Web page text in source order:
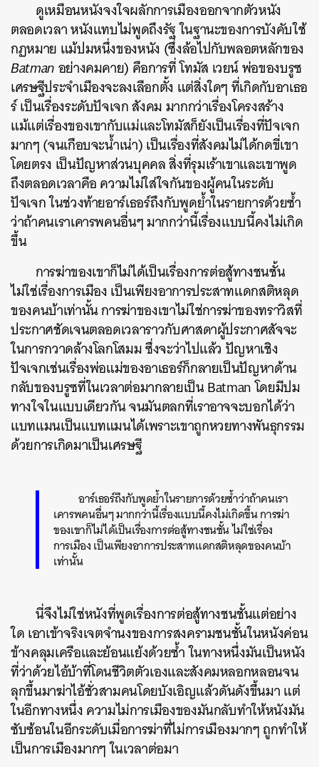
ดูเหมือนหนังจงใจผลักการเมืองออกจากตัวหนัง
ตลอดเวลา หนังแทบไม่พูดถึงรัฐ ในฐานะของการบังคับใช้
กฏหมาย แม้ปมหนึ่งของหนัง (ซึ่งล้อไปกับพลอตหลักของ
Batmanอย่างคมคาย) คือการที่ โทมัส เวยน์ พ่อของบรูซ
เศรษฐีประจำเมืองจะลงเลือกตั้ง แต่สิ่งใดๆ ที่เกิดกับอาเธอ
ร์ เป็นเรื่องระดับปัจเจก สังคม มากกว่าเรื่องโครงสร้าง
แม้แต่เรื่องของเขากับแม่และโทมัสก็ยังเป็นเรื่องที่ปัจเจก
มากๆ (จนเกือบจะน้ำเน่า)เป็นเรื่องที่สังคมไม่ได้กดขี่เขา
โดยตรง เป็นปัญหาส่วนบุคคล สิ่งที่รุมเร้าเขาและเขาพูด
ถึงตลอดเวลาคือ ความไม่ใส่ใจกันของผู้คนในระดับ
ปัจเจกในช่วงท้ายอาร์เธอร์ถึงกับพูดย้ำในรายการด้วยซ้ำ
ว่าถ้าคนเราเคารพคนอื่นๆ มากกว่านี้เรื่องแบบนี้คงไม่เกิด
ขึ้น
การฆ่าของเขาก็ไม่ได้เป็นเรื่องการต่อสู้ทางชนชั้น
ไม่ใช่เรื่องการเมือง เป็นเพียงอาการประสาทแดกสติหลุด
ของคนบ้าเท่านั้นการฆ่าของเขาไม่ใช่การฆ่าของทราวิสที่
ประกาศชัดเจนตลอดเวลาราวกับศาสดาผู้ประกาศสัจจะ
ในการกวาดล้างโลกโสมม ซึ่งจะว่าไปแล้ว ปัญหาเชิง
ปัจเจกเช่นเรื่องพ่อแม่ของอาเธอร์ก็กลายเป็นปัญหาด้าน
กลับของบรูซที่ในเวลาต่อมากลายเป็น Batman โดยมีปม
ทางใจในแบบเดียวกัน จนมันตลกที่เราอาจจะบอกได้ว่า
แบทแมนเป็นแบทแมนได้เพราะเขาถูกหวยทางพันธุกรรม
ด้วยการเกิดมาเป็นเศรษฐี
อาร์เธอร์ถึงกับพูดย้ำในรายการด้วยซ้ำว่าถ้าคนเรา
เคารพคนอื่นๆ มากกว่านี้เรื่องแบบนี้คงไม่เกิดขึ้นการฆ่า
ของเขาก็ไม่ได้เป็นเรื่องการต่อสู้ทางชนชั้น ไม่ใช่เรื่อง
การเมือง เป็นเพียงอาการประสาทแดกสติหลุดของคนบ้า
เท่านั้น
นี่จึงไม่ใช่หนังที่พูดเรื่องการต่อสู้ทางชนชั้นแต่อย่าง
ใด เอาเข้าจริงเจตจำนงของการสงครามชนชั้นในหนังค่อน
ข้างคลุมเครือและย้อนแย้งด้วยซ้ำ ในทางหนึ่งมันเป็นหนัง
ที่ว่าด้วยไอ้บ้าที่โดนชีวิตตัวเองและสังคมหลอกหลอนจน
ลุกขึ้นมาฆ่าไอ้ชั่วสามคนโดยบังเอิญแล้วดันดังขึ้นมา แต่
ในอีกทางหนึ่ง ความไม่การเมืองของมันกลับทำให้หนังมัน
ซับซ้อนในอีกระดับเมื่อการฆ่าที่ไม่การเมืองมากๆ ถูกทำให้
เป็นการเมืองมากๆ ในเวลาต่อมา